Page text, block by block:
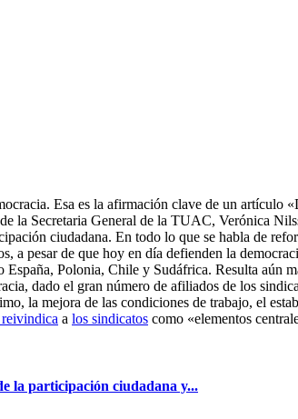
Esa es la afirmación clave de un artículo
la Secretaria General de la TUAC, Verónica
ciudadana. En todo lo que se habla de
a pesar de que hoy en día defienden la
Polonia, Chile y Sudáfrica. Resulta aún
dado el gran número de afiliados de los
la mejora de las condiciones de trabajo, el
a los sindicatos como «elementos
la participación ciudadana y...